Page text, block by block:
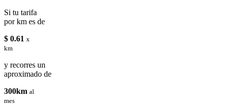
Si tu tarifa
por km es de
$ 0.61 x
km
y recorres un
aproximado de
300km al
mes